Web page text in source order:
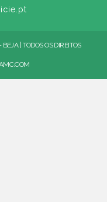
| TODOS OS DIREITOS